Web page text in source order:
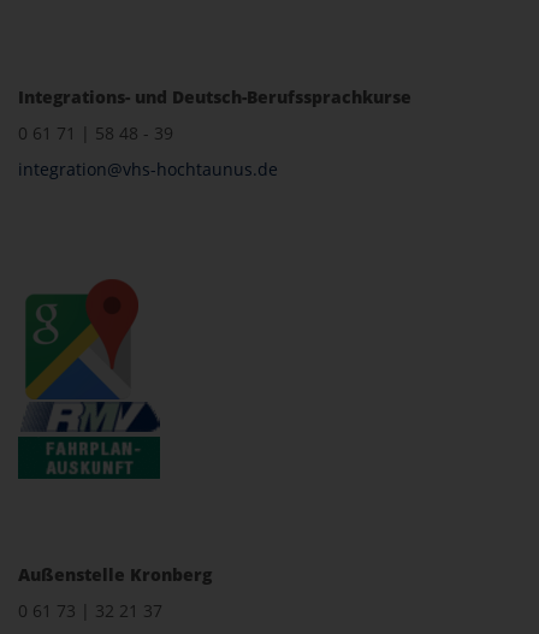
Integrations- und Deutsch-Berufssprachkurse
0 61 71 | 58 48 - 39
integration@vhs-hochtaunus.de
Außenstelle Kronberg
0 61 73 | 32 21 37